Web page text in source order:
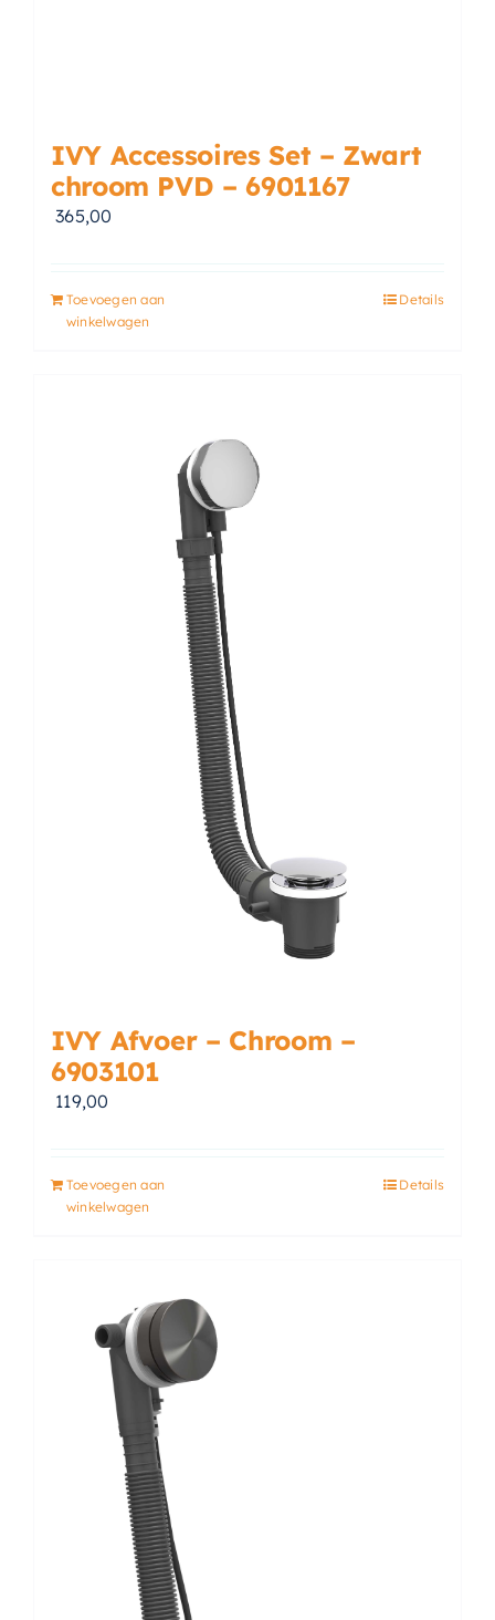
IVY Accessoires Set – Zwart
chroom PVD – 6901167
365,00
Toevoegen aan
winkelwagen
Details
IVY Afvoer – Chroom –
6903101
119,00
Toevoegen aan
winkelwagen
Details